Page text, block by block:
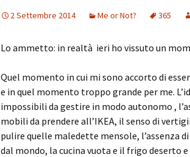
2 Settembre 2014 Me or Not? 365
Lo ammetto: in realtà ieri ho vissuto un
Quel momento in cui mi sono accorto di
e in quel momento troppo grande per me.
impossibili da gestire in modo autonomo ,
mobili da prendere all’IKEA, il senso di
pulire quelle maledette mensole, l’assenza
dal mondo, la cucina vuota e il frigo deserto